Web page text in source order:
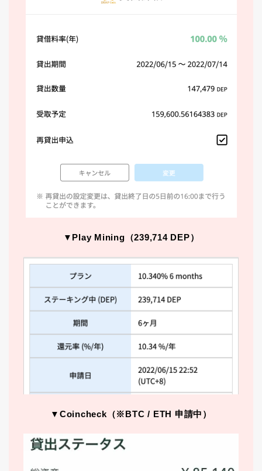
▼Play Mining（239,714 DEP）
▼Coincheck（※BTC / ETH 申請中）